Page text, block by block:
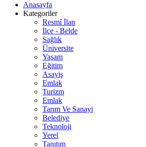
Anasayfa
Kategoriler
Resmî İlan
İlçe - Belde
Sağlık
Üniversite
Yaşam
Eğitim
Asayiş
Emlak
Turizm
Emlak
Tarım Ve Sanayi
Belediye
Teknoloji
Yerel
Tanıtım